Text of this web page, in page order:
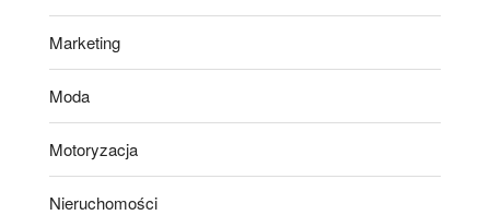
Marketing
Moda
Motoryzacja
Nieruchomości